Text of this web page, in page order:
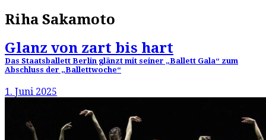
Riha Sakamoto
Glanz von zart bis hart
Das Staatsballett Berlin glänzt mit seiner „Ballett Gala“ zum
Abschluss der „Ballettwoche“
1. Juni 2025